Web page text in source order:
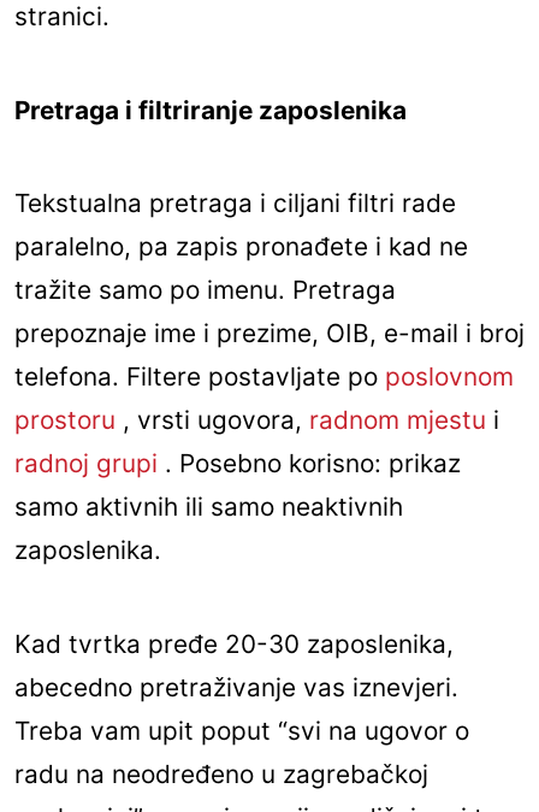
stranici.
Pretraga i filtriranje zaposlenika
Tekstualna pretraga i ciljani filtri rade
paralelno, pa zapis pronađete i kad ne
tražite samo po imenu. Pretraga
prepoznaje ime i prezime, OIB, e-mail i broj
telefona. Filtere postavljate po poslovnom
prostoru , vrsti ugovora, radnom mjestu i
radnoj grupi . Posebno korisno: prikaz
samo aktivnih ili samo neaktivnih
zaposlenika.
Kad tvrtka pređe 20-30 zaposlenika,
abecedno pretraživanje vas iznevjeri.
Treba vam upit poput “svi na ugovor o
radu na neodređeno u zagrebačkoj